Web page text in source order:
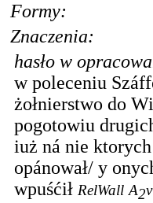
Formy:
Znaczenia:
hasło w
w poleceniu
żołnierstwo do
pogotowiu
iuż ná nie
opánował/ y
wpuśćił RelWall A2v